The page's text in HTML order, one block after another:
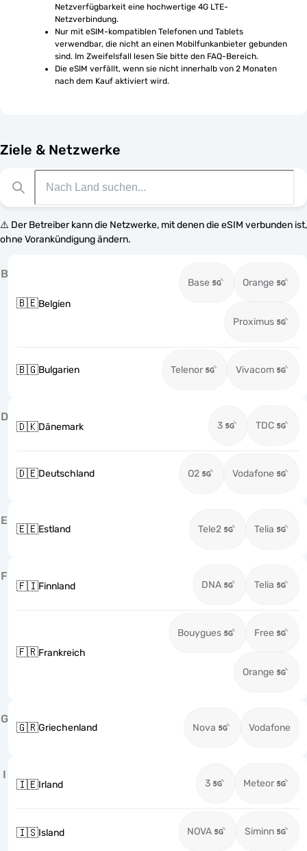
Netzverfügbarkeit eine hochwertige 4G LTE-
Netzverbindung.
Nur mit eSIM-kompatiblen Telefonen und Tablets
verwendbar, die nicht an einen Mobilfunkanbieter gebunden
sind. Im Zweifelsfall lesen Sie bitte den FAQ-Bereich.
Die eSIM verfällt, wenn sie nicht innerhalb von 2 Monaten
nach dem Kauf aktiviert wird.
Ziele & Netzwerke
⚠️ Der Betreiber kann die Netzwerke, mit denen die eSIM verbunden ist,
ohne Vorankündigung ändern.
B
🇧🇪Belgien
Base Orange
Proximus
🇧🇬Bulgarien Telenor Vivacom
D
🇩🇰Dänemark 3 TDC
🇩🇪Deutschland O2 Vodafone
E
🇪🇪Estland Tele2 Telia
F
🇫🇮Finnland DNA Telia
🇫🇷Frankreich
Bouygues Free
Orange
G
🇬🇷Griechenland Nova Vodafone
I
🇮🇪Irland 3 Meteor
🇮🇸Island NOVA Siminn